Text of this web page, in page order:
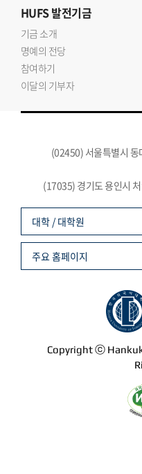
HUFS발전기금
기금 소개
명예의 전당
참여하기
이달의 기부자
(02450) 서울특별시
(17035) 경기도 용인시
Copyright ⓒ
대학 / 대학원
주요 홈페이지